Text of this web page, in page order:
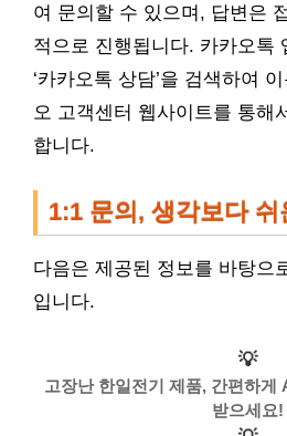
여 문의할 수 있으며, 답변은
적으로 진행됩니다. 카카오톡
‘카카오톡 상담’을 검색하여
오 고객센터 웹사이트를 통해
합니다.
1:1 문의, 생각보다 쉬
다음은 제공된 정보를 바탕으
입니다.
💡
고장난 한일전기 제품, 간편하게
받으세요!